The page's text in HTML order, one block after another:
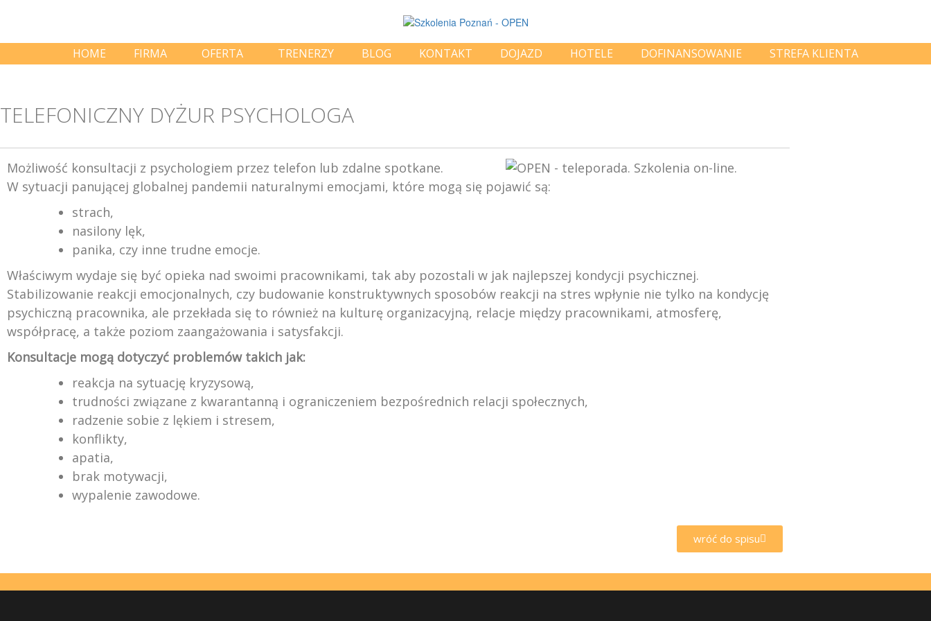
HOME FIRMA OFERTA TRENERZY BLOG KONTAKT DOJAZD HOTELE DOFINANSOWANIE STREFA KLIENTA
TELEFONICZNY DYŻUR PSYCHOLOGA
Możliwość konsultacji z psychologiem przez telefon lub zdalne spotkane.
W sytuacji panującej globalnej pandemii naturalnymi emocjami, które mogą się pojawić są:
strach,
nasilony lęk,
panika, czy inne trudne emocje.
Właściwym wydaje się być opieka nad swoimi pracownikami, tak aby pozostali w jak najlepszej kondycji psychicznej.
Stabilizowanie reakcji emocjonalnych, czy budowanie konstruktywnych sposobów reakcji na stres wpłynie nie tylko na kondycję
psychiczną pracownika, ale przekłada się to również na kulturę organizacyjną, relacje między pracownikami, atmosferę,
współpracę, a także poziom zaangażowania i satysfakcji.
Konsultacje mogą dotyczyć problemów takich jak:
reakcja na sytuację kryzysową,
trudności związane z kwarantanną i ograniczeniem bezpośrednich relacji społecznych,
radzenie sobie z lękiem i stresem,
konflikty,
apatia,
brak motywacji,
wypalenie zawodowe.
wróć do spisu